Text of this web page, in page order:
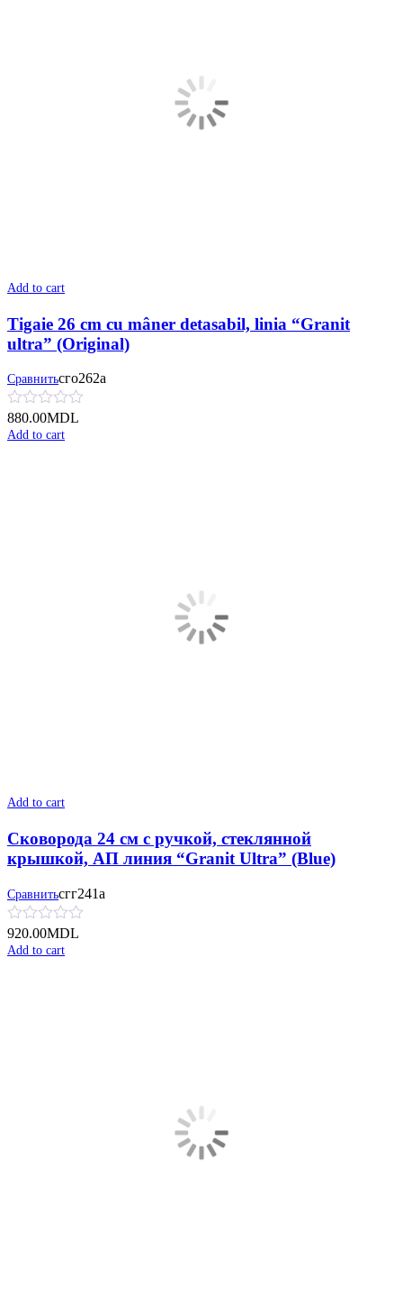
Add to cart
Tigaie 26 cm cu mâner detasabil, linia “Granit
ultra” (Original)
Сравнитьсго262а
880.00MDL
Add to cart
Add to cart
Сковорода 24 см с ручкой, стеклянной
крышкой, АП линия “Granit Ultra” (Blue)
Сравнитьсгг241а
920.00MDL
Add to cart